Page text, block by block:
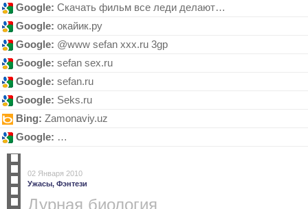
Google: Скачать фильм все леди делают…
Google: окайик.ру
Google: @www sefan xxx.ru 3gp
Google: sеfаn seх.ru
Google: sеfаn.ru
Google: Sеks.ru
Bing: Zаmonаviy.uz
Google: …
02 Января 2010
Ужасы, Фэнтези
Дурная биология